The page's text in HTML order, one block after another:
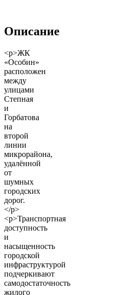
Описание
<p>ЖК
«Особин»
расположен
между
улицами
Степная
и
Горбатова
на
второй
линии
микрорайона,
удалённой
от
шумных
городских
дорог.
</p>
<p>Транспортная
доступность
и
насыщенность
городской
инфраструктурой
подчеркивают
самодостаточность
жилого